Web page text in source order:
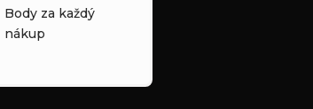
Body za každý
nákup